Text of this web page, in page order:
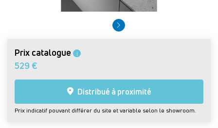
Prix catalogue i
529 €
Distribué à proximité
Prix indicatif pouvant différer du site et variable selon le showroom.